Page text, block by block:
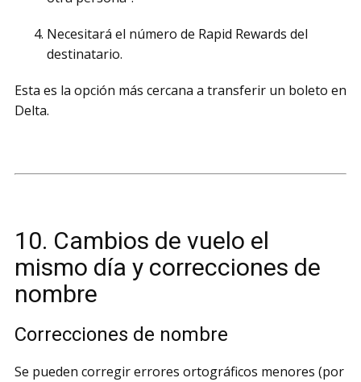
Necesitará el número de Rapid Rewards del
destinatario.
Esta es la opción más cercana a transferir un boleto en
Delta.
10. Cambios de vuelo el
mismo día y correcciones de
nombre
Correcciones de nombre
Se pueden corregir errores ortográficos menores (por